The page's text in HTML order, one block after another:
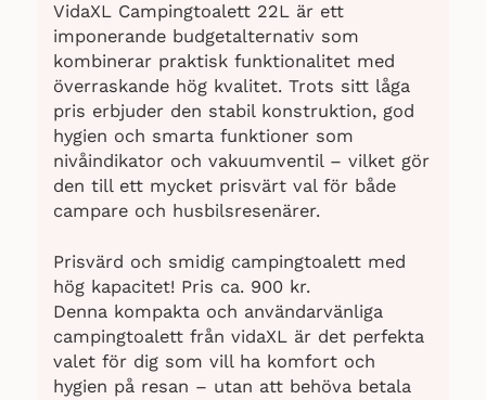
VidaXL Campingtoalett 22L är ett
imponerande budgetalternativ som
kombinerar praktisk funktionalitet med
överraskande hög kvalitet. Trots sitt låga
pris erbjuder den stabil konstruktion, god
hygien och smarta funktioner som
nivåindikator och vakuumventil – vilket gör
den till ett mycket prisvärt val för både
campare och husbilsresenärer.
Prisvärd och smidig campingtoalett med
hög kapacitet! Pris ca. 900 kr.
Denna kompakta och användarvänliga
campingtoalett från vidaXL är det perfekta
valet för dig som vill ha komfort och
hygien på resan – utan att behöva betala